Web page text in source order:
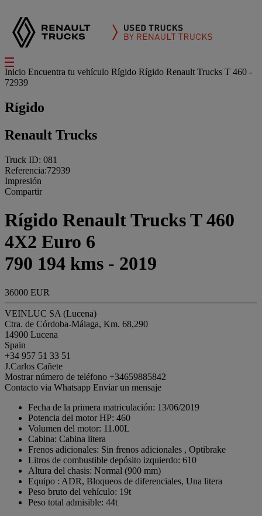
Inicio Encuentra tu vehículo Rígido Rígido Renault Trucks T 460 -
72939
Rígido
Renault Trucks
Truck ID: 081
Referencia:72939
Impresión
Compartir
Rígido Renault Trucks T 460
4X2 Euro 6
790 194 kms - 2019
36000 EUR
VEINLUC SA (Lucena)
Ctra. de Córdoba-Málaga, Km. 68,290
14900 Lucena
Spain
+34 957 51 33 51
J.Carlos Cañete
Mostrar número de teléfono +34659885842
Contacto via Whatsapp Enviar un mensaje
Fecha de la primera matriculación: 13/06/2019
Potencia del motor HP: 460
Volumen del motor: 11.00L
Cabina: Cabina litera
Frenos adicionales: Sin frenos adicionales , Optibrake
Litros de combustible depósito izquierdo: 610
Altura del chasis: Normal (900 mm)
Equipo : ADR, Bloqueos de diferenciales, Una litera
Peso bruto del vehículo: 19t
Peso total admisible: 44t